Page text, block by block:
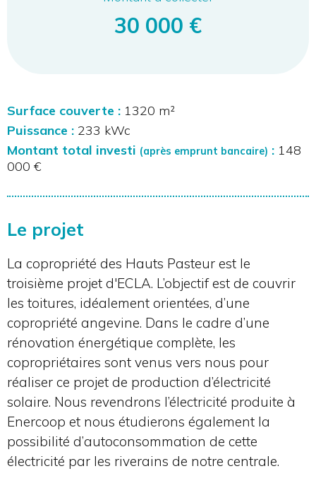
30 000 €
Surface couverte : 1320 m²
Puissance : 233 kWc
Montant total investi (après emprunt bancaire) : 148
000 €
Le projet
La copropriété des Hauts Pasteur est le
troisième projet d'ECLA. L’objectif est de couvrir
les toitures, idéalement orientées, d’une
copropriété angevine. Dans le cadre d’une
rénovation énergétique complète, les
copropriétaires sont venus vers nous pour
réaliser ce projet de production d’électricité
solaire. Nous revendrons l’électricité produite à
Enercoop et nous étudierons également la
possibilité d’autoconsommation de cette
électricité par les riverains de notre centrale.